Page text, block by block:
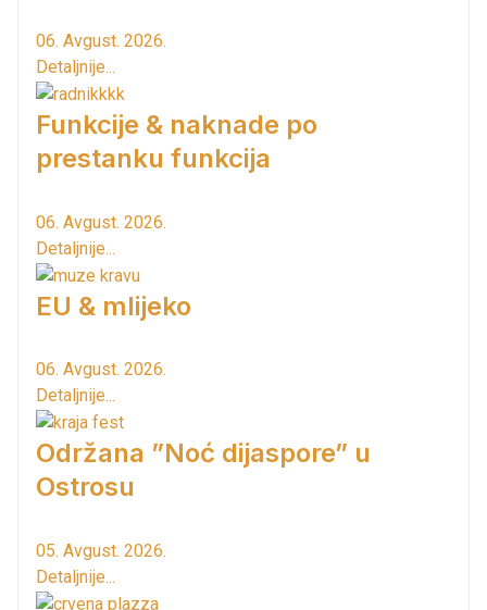
06. Avgust. 2026.
Detaljnije...
Funkcije & naknade po
prestanku funkcija
06. Avgust. 2026.
Detaljnije...
EU & mlijeko
06. Avgust. 2026.
Detaljnije...
Održana ”Noć dijaspore” u
Ostrosu
05. Avgust. 2026.
Detaljnije...